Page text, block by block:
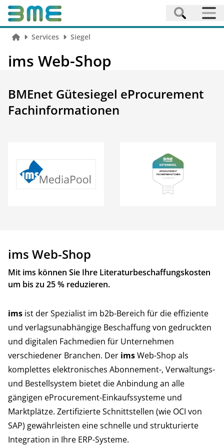
Services Siegel
ims Web-Shop
BMEnet Gütesiegel eProcurement
Fachinformationen
ims Web-Shop
Mit ims können Sie Ihre Literaturbeschaffungskosten
um bis zu 25 % reduzieren.
ims ist der Spezialist im b2b-Bereich für die effiziente
und verlagsunabhängige Beschaffung von gedruckten
und digitalen Fachmedien für Unternehmen
verschiedener Branchen. Der imsWeb-Shop als
komplettes elektronisches Abonnement-, Verwaltungs-
und Bestellsystem bietet die Anbindung an alle
gängigen eProcurement-Einkaufssysteme und
Marktplätze. Zertifizierte Schnittstellen (wie OCI von
SAP) gewährleisten eine schnelle und strukturierte
Integration in Ihre ERP-Systeme.